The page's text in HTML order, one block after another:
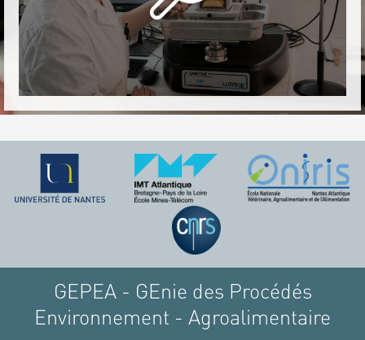
GEPEA - GEnie des Procédés
Environnement - Agroalimentaire